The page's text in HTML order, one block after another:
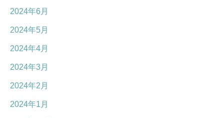
2024年6月
2024年5月
2024年4月
2024年3月
2024年2月
2024年1月